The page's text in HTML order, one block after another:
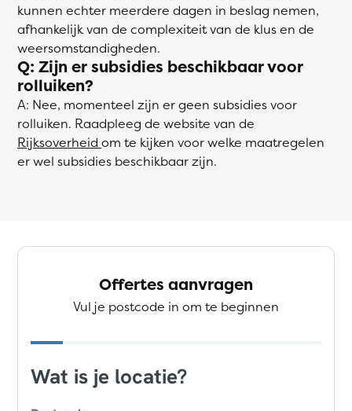
kunnen echter meerdere dagen in beslag nemen,
afhankelijk van de complexiteit van de klus en de
weersomstandigheden.
Q: Zijn er subsidies beschikbaar voor
rolluiken?
A: Nee, momenteel zijn er geen subsidies voor
rolluiken. Raadpleeg de website van de
Rijksoverheid om te kijken voor welke maatregelen
er wel subsidies beschikbaar zijn.
Offertes aanvragen
Vul je postcode in om te beginnen